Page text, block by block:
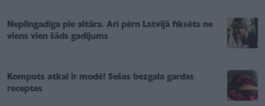
Nepilngadīga pie altāra. Arī pērn Latvijā fiksēts ne
viens vien šāds gadījums
Kompots atkal ir modē! Sešas bezgala gardas
receptes